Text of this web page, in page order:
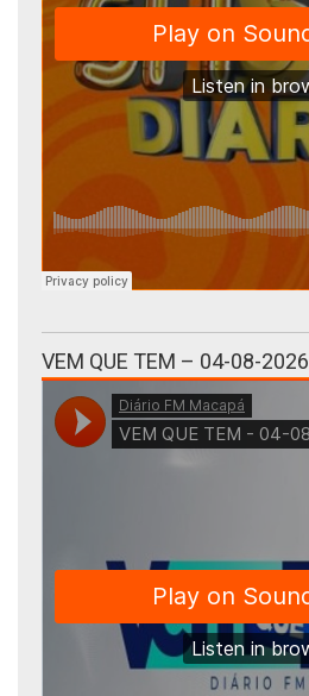
VEM QUE TEM – 04-08-2026